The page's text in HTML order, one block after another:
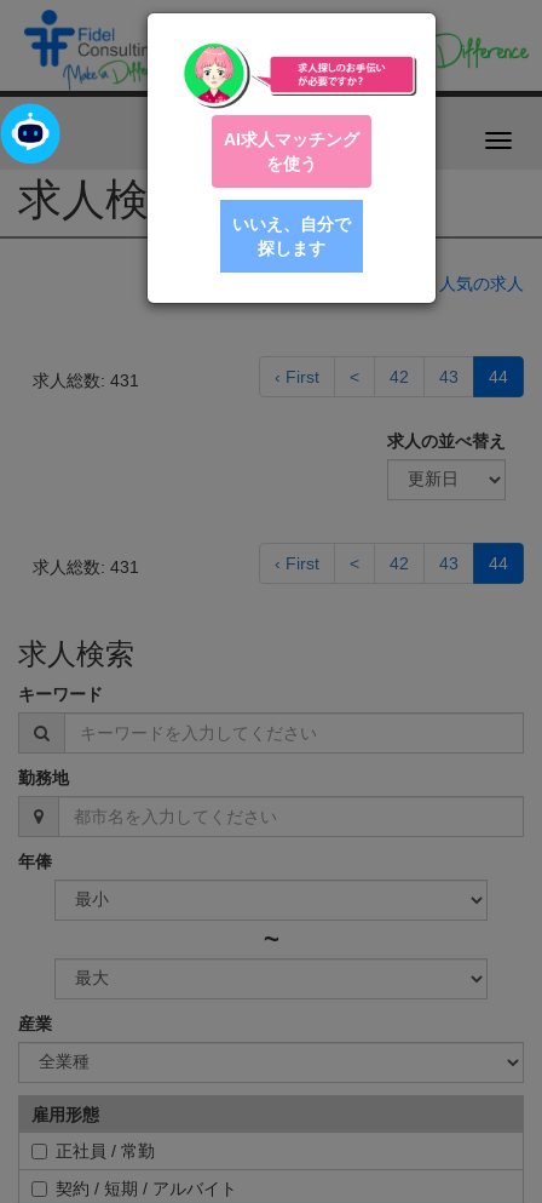
求人検索
人気の求人
AI求人マッチング
を使う
いいえ、自分で
探します
求人総数: 431 ‹ First < 42 43 44
求人の並べ替え
求人総数: 431 ‹ First < 42 43 44
求人検索
キーワード
勤務地
年俸
~
産業
雇用形態
正社員 / 常勤
契約 / 短期 / アルバイト